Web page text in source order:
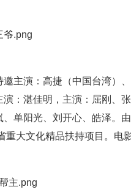
主演：高捷（中国台湾）
：湛佳明，主演：屈刚、
单阳光、刘开心、皓泽。
大文化精品扶持项目。电